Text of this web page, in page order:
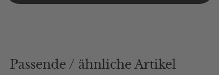
Passende / ähnliche Artikel